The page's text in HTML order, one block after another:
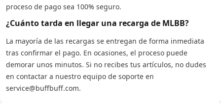
proceso de pago sea 100% seguro.
¿Cuánto tarda en llegar una recarga de MLBB?
La mayoría de las recargas se entregan de forma inmediata
tras confirmar el pago. En ocasiones, el proceso puede
demorar unos minutos. Si no recibes tus artículos, no dudes
en contactar a nuestro equipo de soporte en
service@buffbuff.com.